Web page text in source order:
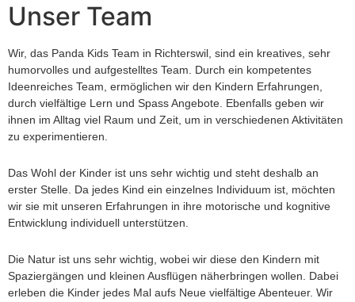
Unser Team
Wir, das Panda Kids Team in Richterswil, sind ein kreatives, sehr
humorvolles und aufgestelltes Team. Durch ein kompetentes
Ideenreiches Team, ermöglichen wir den Kindern Erfahrungen,
durch vielfältige Lern und Spass Angebote. Ebenfalls geben wir
ihnen im Alltag viel Raum und Zeit, um in verschiedenen Aktivitäten
zu experimentieren.
Das Wohl der Kinder ist uns sehr wichtig und steht deshalb an
erster Stelle. Da jedes Kind ein einzelnes Individuum ist, möchten
wir sie mit unseren Erfahrungen in ihre motorische und kognitive
Entwicklung individuell unterstützen.
Die Natur ist uns sehr wichtig, wobei wir diese den Kindern mit
Spaziergängen und kleinen Ausflügen näherbringen wollen. Dabei
erleben die Kinder jedes Mal aufs Neue vielfältige Abenteuer. Wir